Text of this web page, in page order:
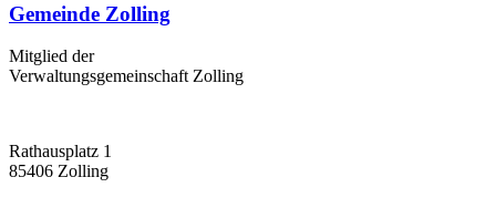
Gemeinde Zolling
Mitglied der
Verwaltungsgemeinschaft Zolling
Rathausplatz 1
85406 Zolling